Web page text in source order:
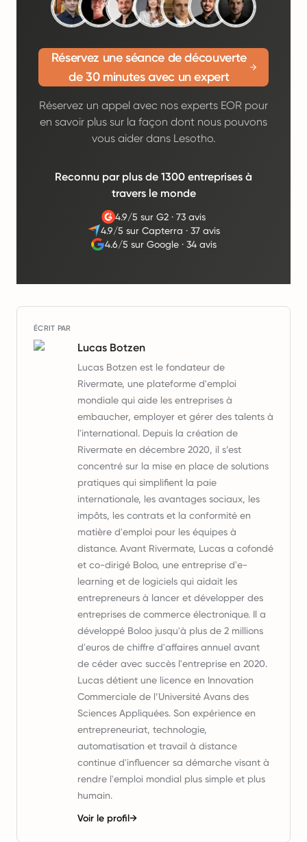
Réservez une séance de découverte
de 30 minutes avec un expert
Réservez un appel avec nos experts EOR pour
en savoir plus sur la façon dont nous pouvons
vous aider dans Lesotho.
Reconnu par plus de 1300 entreprises à
travers le monde
4.9/5 sur G2 ·73 avis
4.9/5 sur Capterra ·37 avis
4.6/5 sur Google· 34 avis
ÉCRIT PAR
Lucas Botzen
Lucas Botzen est le fondateur de
Rivermate, une plateforme d'emploi
mondiale qui aide les entreprises à
embaucher, employer et gérer des talents à
l'international. Depuis la création de
Rivermate en décembre 2020, il s’est
concentré sur la mise en place de solutions
pratiques qui simplifient la paie
internationale, les avantages sociaux, les
impôts, les contrats et la conformité en
matière d'emploi pour les équipes à
distance. Avant Rivermate, Lucas a cofondé
et co-dirigé Boloo, une entreprise d'e-
learning et de logiciels qui aidait les
entrepreneurs à lancer et développer des
entreprises de commerce électronique. Il a
développé Boloo jusqu'à plus de 2 millions
d'euros de chiffre d'affaires annuel avant
de céder avec succès l'entreprise en 2020.
Lucas détient une licence en Innovation
Commerciale de l’Université Avans des
Sciences Appliquées. Son expérience en
entrepreneuriat, technologie,
automatisation et travail à distance
continue d'influencer sa démarche visant à
rendre l'emploi mondial plus simple et plus
humain.
Voir le profil→